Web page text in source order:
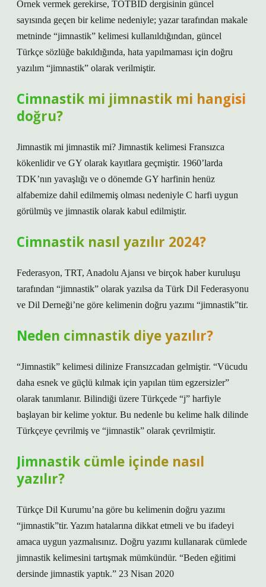
Örnek vermek gerekirse, TOTBİD dergisinin güncel
sayısında geçen bir kelime nedeniyle; yazar tarafından makale
metninde “jimnastik” kelimesi kullanıldığından, güncel
Türkçe sözlüğe bakıldığında, hata yapılmaması için doğru
yazılım “jimnastik” olarak verilmiştir.
Cimnastik mi jimnastik mi hangisi
doğru?
Jimnastik mi jimnastik mi? Jimnastik kelimesi Fransızca
kökenlidir ve GY olarak kayıtlara geçmiştir. 1960’larda
TDK’nın yavaşlığı ve o dönemde GY harfinin henüz
alfabemize dahil edilmemiş olması nedeniyle C harfi uygun
görülmüş ve jimnastik olarak kabul edilmiştir.
Cimnastik nasıl yazılır 2024?
Federasyon, TRT, Anadolu Ajansı ve birçok haber kuruluşu
tarafından “jimnastik” olarak yazılsa da Türk Dil Federasyonu
ve Dil Derneği’ne göre kelimenin doğru yazımı “jimnastik”tir.
Neden cimnastik diye yazılır?
“Jimnastik” kelimesi dilinize Fransızcadan gelmiştir. “Vücudu
daha esnek ve güçlü kılmak için yapılan tüm egzersizler”
olarak tanımlanır. Bilindiği üzere Türkçede “j” harfiyle
başlayan bir kelime yoktur. Bu nedenle bu kelime halk dilinde
Türkçeye çevrilmiş ve “jimnastik” olarak çevrilmiştir.
Jimnastik cümle içinde nasıl
yazılır?
Türkçe Dil Kurumu’na göre bu kelimenin doğru yazımı
“jimnastik”tir. Yazım hatalarına dikkat etmeli ve bu ifadeyi
amaca uygun yazmalısınız. Doğru yazımı kullanarak cümlede
jimnastik kelimesini tartışmak mümkündür. “Beden eğitimi
dersinde jimnastik yaptık.” 23 Nisan 2020